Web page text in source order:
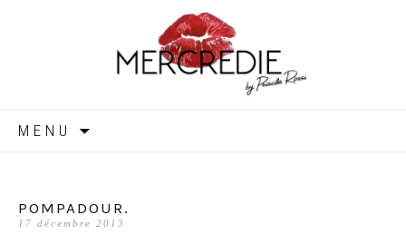
MERCREDIE
MENU
POMPADOUR.
17 décembre 2013